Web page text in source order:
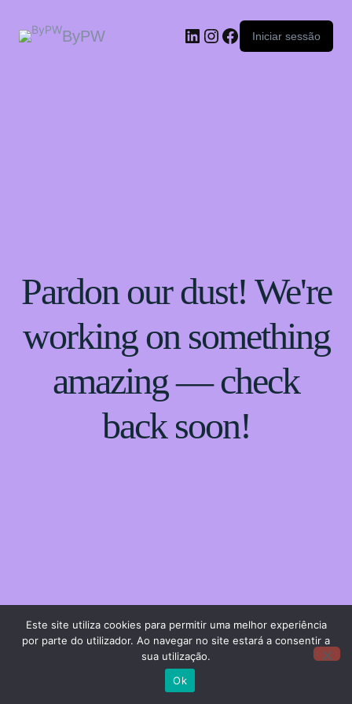
ByPW Iniciar sessão
Pardon our dust! We're
working on something
amazing — check
back soon!
Este site utiliza cookies para permitir uma melhor experiência
por parte do utilizador. Ao navegar no site estará a consentir a
sua utilização.
Ok